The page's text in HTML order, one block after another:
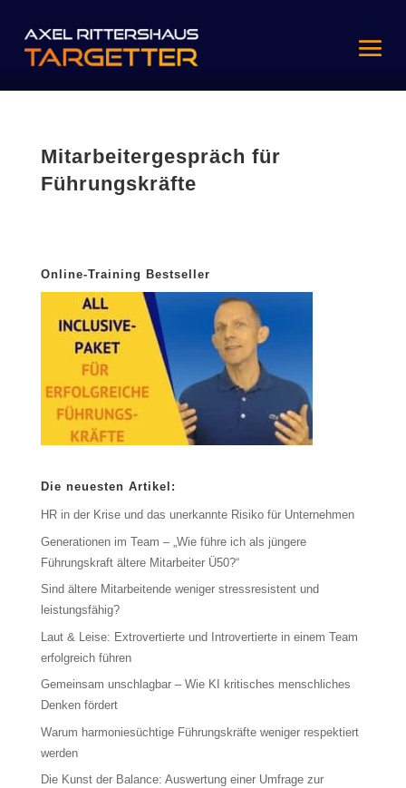
Mitarbeitergespräch für
Führungskräfte
Online-Training Bestseller
Die neuesten Artikel:
HR in der Krise und das unerkannte Risiko für Unternehmen
Generationen im Team – „Wie führe ich als jüngere
Führungskraft ältere Mitarbeiter Ü50?“
Sind ältere Mitarbeitende weniger stressresistent und
leistungsfähig?
Laut & Leise: Extrovertierte und Introvertierte in einem Team
erfolgreich führen
Gemeinsam unschlagbar – Wie KI kritisches menschliches
Denken fördert
Warum harmoniesüchtige Führungskräfte weniger respektiert
werden
Die Kunst der Balance: Auswertung einer Umfrage zur